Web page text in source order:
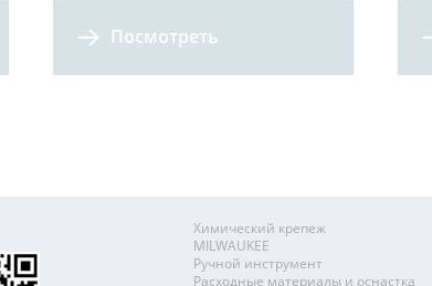
Посмотреть
Химический крепеж
MILWAUKEE
Ручной инструмент
Расходные материалы и оснастка